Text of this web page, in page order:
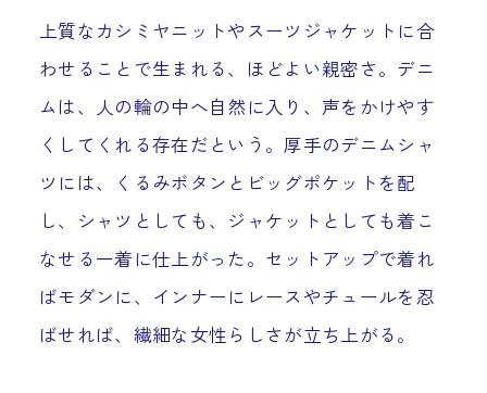
上質なカシミヤニットやスーツジャケットに合
わせることで生まれる、ほどよい親密さ。デニ
ムは、人の輪の中へ自然に入り、声をかけやす
くしてくれる存在だという。厚手のデニムシャ
ツには、くるみボタンとビッグポケットを配
し、シャツとしても、ジャケットとしても着こ
なせる一着に仕上がった。セットアップで着れ
ばモダンに、インナーにレースやチュールを忍
ばせれば、繊細な女性らしさが立ち上がる。